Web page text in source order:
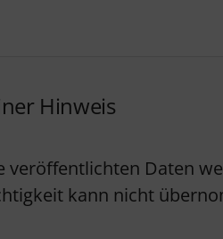
Hinweis
veröffentlichten Daten
kann nicht